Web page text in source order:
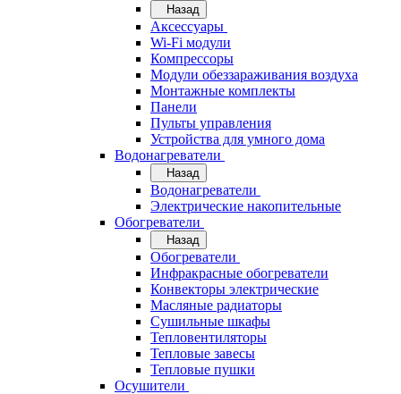
Назад
Аксессуары
Wi-Fi модули
Компрессоры
Модули обеззараживания воздуха
Монтажные комплекты
Панели
Пульты управления
Устройства для умного дома
Водонагреватели
Назад
Водонагреватели
Электрические накопительные
Обогреватели
Назад
Обогреватели
Инфракрасные обогреватели
Конвекторы электрические
Масляные радиаторы
Сушильные шкафы
Тепловентиляторы
Тепловые завесы
Тепловые пушки
Осушители